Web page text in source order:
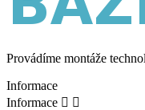
Provádíme montáže
Informace
Informace  